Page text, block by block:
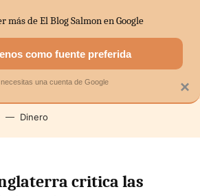
DOMÉSTICA MERCADOS
Dinero
critica las
×
más de El Blog Salmon en Google
como fuente preferida
una cuenta de Google